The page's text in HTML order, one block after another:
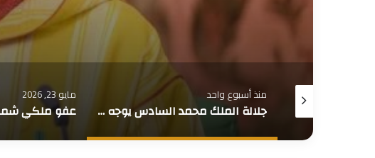
مايو 23, 2026
عفو ملكي شمل مشجعين سنغاليين بمناسبة عيد الأضحى
مايو 19, 2026